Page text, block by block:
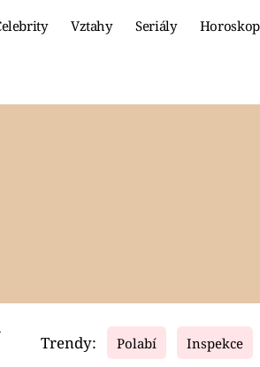
Vztahy Seriály
Video
Trendy: Polabí Inspekce